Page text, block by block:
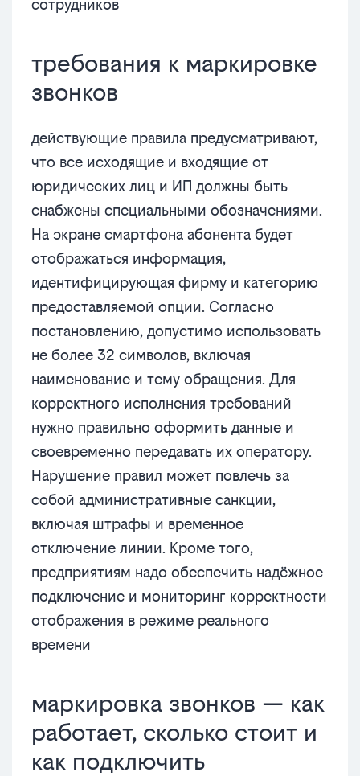
сотрудников
требования к маркировке
звонков
действующие правила предусматривают,
что все исходящие и входящие от
юридических лиц и ИП должны быть
снабжены специальными обозначениями.
На экране смартфона абонента будет
отображаться информация,
идентифицирующая фирму и категорию
предоставляемой опции. Согласно
постановлению, допустимо использовать
не более 32 символов, включая
наименование и тему обращения. Для
корректного исполнения требований
нужно правильно оформить данные и
своевременно передавать их оператору.
Нарушение правил может повлечь за
собой административные санкции,
включая штрафы и временное
отключение линии. Кроме того,
предприятиям надо обеспечить надёжное
подключение и мониторинг корректности
отображения в режиме реального
времени
маркировка звонков — как
работает, сколько стоит и
как подключить